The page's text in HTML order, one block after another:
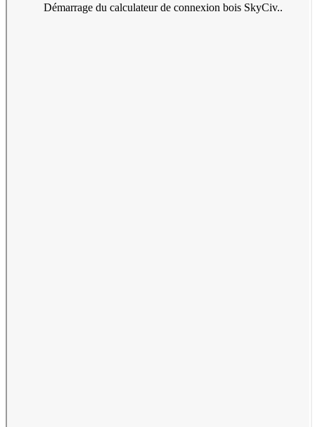
Démarrage du calculateur de connexion bois SkyCiv..